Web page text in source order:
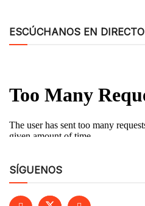
ESCÚCHANOS EN DIRECTO
SÍGUENOS